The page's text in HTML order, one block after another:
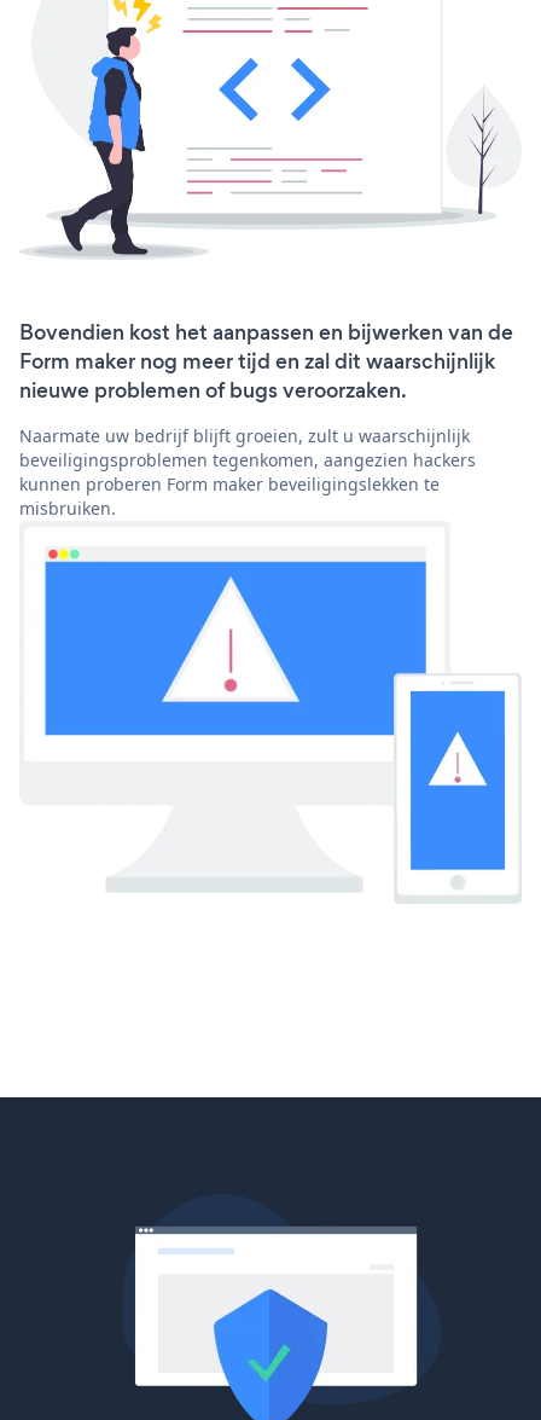
Bovendien kost het aanpassen en bijwerken van de
Form maker nog meer tijd en zal dit waarschijnlijk
nieuwe problemen of bugs veroorzaken.
Naarmate uw bedrijf blijft groeien, zult u waarschijnlijk
beveiligingsproblemen tegenkomen, aangezien hackers
kunnen proberen Form maker beveiligingslekken te
misbruiken.